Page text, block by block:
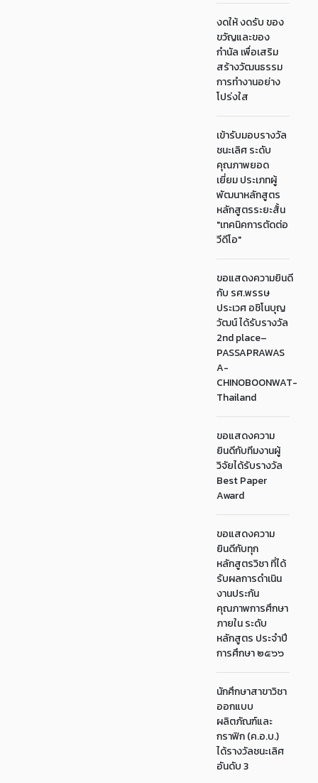
งดให้ งดรับ ของ
ขวัญและของ
กำนัล เพื่อเสริม
สร้างวัฒนธรรม
การทำงานอย่าง
โปร่งใส
เข้ารับมอบรางวัล
ชนะเลิศ ระดับ
คุณภาพยอด
เยี่ยม ประเภทผู้
พัฒนาหลักสูตร
หลักสูตรระยะสั้น
"เทคนิคการตัดต่อ
วีดีโอ"
ขอแสดงความยินดี
กับ รศ.พรรษ
ประเวศ อชิโนบุญ
วัฒน์ ได้รับรางวัล
2nd place–
PASSAPRAWAS
A-
CHINOBOONWAT-
Thailand
ขอแสดงความ
ยินดีกับทีมงานผู้
วิจัยได้รับรางวัล
Best Paper
Award
ขอแสดงความ
ยินดีกับทุก
หลักสูตรวิชา ที่ได้
รับผลการดำเนิน
งานประกัน
คุณภาพการศึกษา
ภายใน ระดับ
หลักสูตร ประจำปี
การศึกษา ๒๕๖๖
นักศึกษาสาขาวิชา
ออกแบบ
ผลิตภัณฑ์และ
กราฟิก (ค.อ.บ.)
ได้รางวัลชนะเลิศ
อันดับ 3